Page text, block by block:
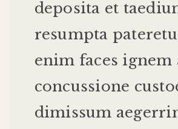
deposita et
resumpta
enim faces ignem
concussione
dimissum